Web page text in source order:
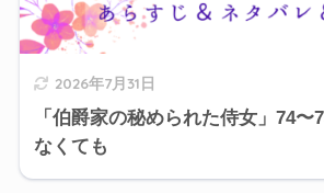
2026年7月31日
「伯爵家の秘められた侍女」74〜
なくても